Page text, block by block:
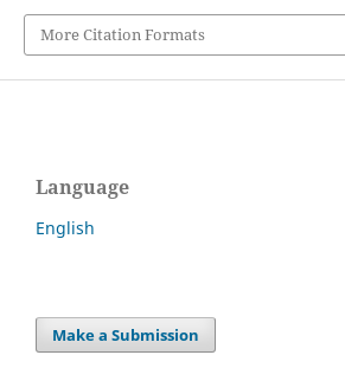
More Citation Formats
Language
English
Make a Submission